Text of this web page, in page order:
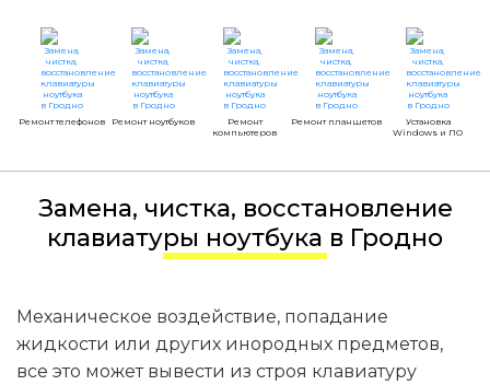
Ремонт телефонов Ремонт ноутбуков
Ремонт
компьютеров
Ремонт планшетов
Установка
Windows и ПО
Замена, чистка, восстановление
клавиатуры ноутбука в Гродно
Механическое воздействие, попадание
жидкости или других инородных предметов,
все это может вывести из строя клавиатуру